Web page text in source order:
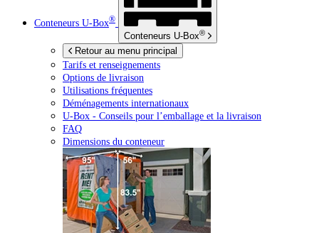
Conteneurs U-Box®
Conteneurs U-Box®
Retour au menu principal
Tarifs et renseignements
Options de livraison
Utilisations fréquentes
Déménagements internationaux
U-Box - Conseils pour l’emballage et la livraison
FAQ
Dimensions du conteneur